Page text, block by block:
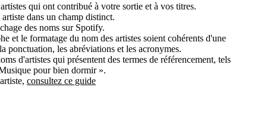
qui ont contribué à votre sortie et à vos titres.
dans un champ distinct.
des noms sur Spotify.
et le formatage du nom des artistes soient cohérents d'une
ponctuation, les abréviations et les acronymes.
d'artistes qui présentent des termes de référencement, tels
pour bien dormir ».
consultez ce guide